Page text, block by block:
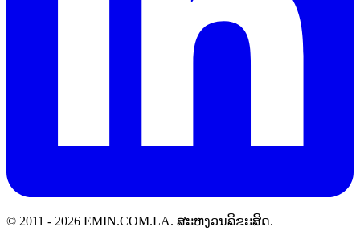
© 2011 - 2026 EMIN.COM.LA. ສະຫງວນລິຂະສິດ.